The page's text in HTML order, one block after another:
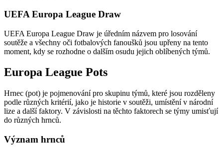
UEFA Europa League Draw
UEFA Europa League Draw je úředním názvem pro losování
soutěže a všechny oči fotbalových fanoušků jsou upřeny na tento
moment, kdy se rozhodne o dalším osudu jejich oblíbených týmů.
Europa League Pots
Hrnec (pot) je pojmenování pro skupinu týmů, které jsou rozděleny
podle různých kritérií, jako je historie v soutěži, umístění v národní
lize a další faktory. V závislosti na těchto faktorech se týmy umisťují
do různých hrnců.
Význam hrnců